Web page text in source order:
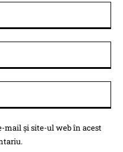
mail și site-ul web în acest